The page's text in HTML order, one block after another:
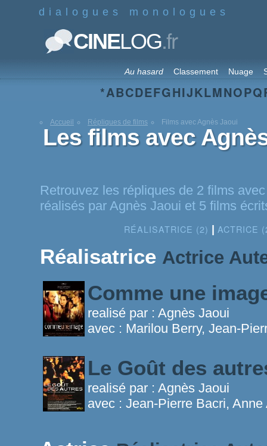
dialogues monologues
CINELOG.fr
Au hasard Classement Nuage
*ABCDEFGHIJKLMNOPQ
Accueil Répliques de films Films avec Agnès Jaoui
Les films avec
Retrouvez les répliques de 2 films
réalisés par Agnès Jaoui et 5 films
RÉALISATRICE (2) | ACTRICE
Réalisatrice Actrice
Comme une
realisé par : Agnès Jaoui
avec : Marilou Berry, Jean-
Le Goût des
realisé par : Agnès Jaoui
avec : Jean-Pierre Bacri, Anne